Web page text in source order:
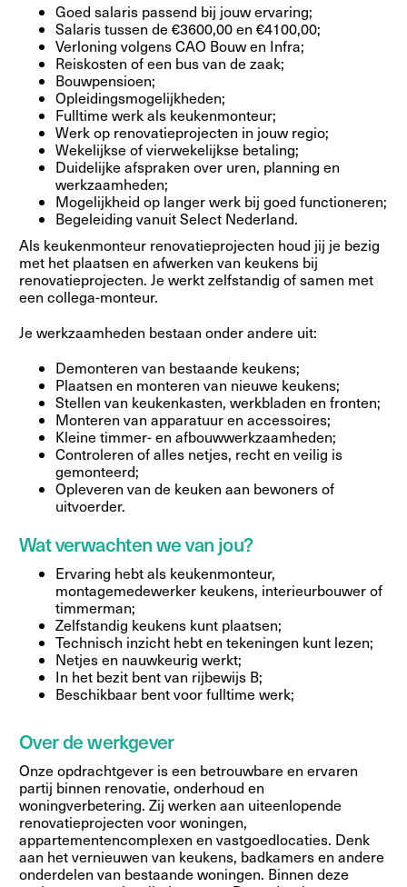
Goed salaris passend bij jouw ervaring;
Salaris tussen de €3600,00 en €4100,00;
Verloning volgens CAO Bouw en Infra;
Reiskosten of een bus van de zaak;
Bouwpensioen;
Opleidingsmogelijkheden;
Fulltime werk als keukenmonteur;
Werk op renovatieprojecten in jouw regio;
Wekelijkse of vierwekelijkse betaling;
Duidelijke afspraken over uren, planning en
werkzaamheden;
Mogelijkheid op langer werk bij goed functioneren;
Begeleiding vanuit Select Nederland.
Als keukenmonteur renovatieprojecten houd jij je bezig
met het plaatsen en afwerken van keukens bij
renovatieprojecten. Je werkt zelfstandig of samen met
een collega-monteur.
Je werkzaamheden bestaan onder andere uit:
Demonteren van bestaande keukens;
Plaatsen en monteren van nieuwe keukens;
Stellen van keukenkasten, werkbladen en fronten;
Monteren van apparatuur en accessoires;
Kleine timmer- en afbouwwerkzaamheden;
Controleren of alles netjes, recht en veilig is
gemonteerd;
Opleveren van de keuken aan bewoners of
uitvoerder.
Wat verwachten we van jou?
Ervaring hebt als keukenmonteur,
montagemedewerker keukens, interieurbouwer of
timmerman;
Zelfstandig keukens kunt plaatsen;
Technisch inzicht hebt en tekeningen kunt lezen;
Netjes en nauwkeurig werkt;
In het bezit bent van rijbewijs B;
Beschikbaar bent voor fulltime werk;
Over de werkgever
Onze opdrachtgever is een betrouwbare en ervaren
partij binnen renovatie, onderhoud en
woningverbetering. Zij werken aan uiteenlopende
renovatieprojecten voor woningen,
appartementencomplexen en vastgoedlocaties. Denk
aan het vernieuwen van keukens, badkamers en andere
onderdelen van bestaande woningen. Binnen deze